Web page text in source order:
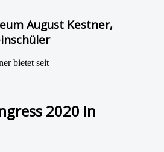
August Kestner,
bietet seit
2020 in